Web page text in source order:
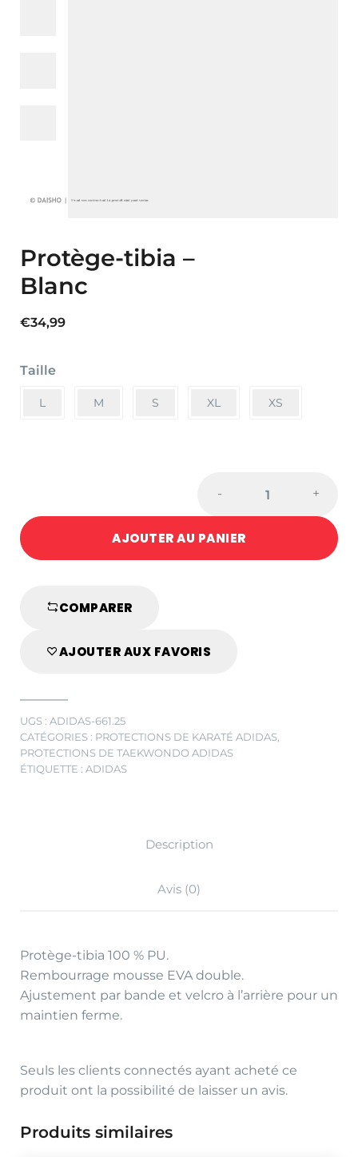
Protège-tibia –
Blanc
€34,99
Taille
L M S XL XS
Blanc
quantité
- +
AJOUTER AU PANIER
COMPARER
AJOUTER AUX FAVORIS
UGS : ADIDAS-661.25
CATÉGORIES : PROTECTIONS DE KARATÉ ADIDAS,
PROTECTIONS DE TAEKWONDO ADIDAS
ÉTIQUETTE : ADIDAS
Description
Avis (0)
Protège-tibia 100 % PU.
Rembourrage mousse EVA double.
Ajustement par bande et velcro à l’arrière pour un
maintien ferme.
Seuls les clients connectés ayant acheté ce
produit ont la possibilité de laisser un avis.
Produits similaires